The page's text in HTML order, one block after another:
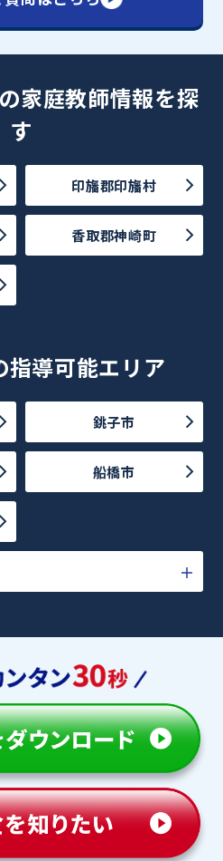
家庭教師情報を探
す
印旛郡印旛村
香取郡神崎町
指導可能エリア
銚子市
船橋市